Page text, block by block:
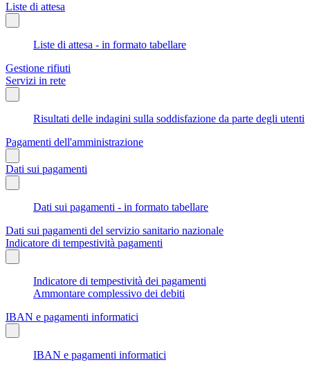
Liste di attesa
Liste di attesa - in formato tabellare
Gestione rifiuti
Servizi in rete
Risultati delle indagini sulla soddisfazione da parte degli utenti
Pagamenti dell'amministrazione
Dati sui pagamenti
Dati sui pagamenti - in formato tabellare
Dati sui pagamenti del servizio sanitario nazionale
Indicatore di tempestività pagamenti
Indicatore di tempestività dei pagamenti
Ammontare complessivo dei debiti
IBAN e pagamenti informatici
IBAN e pagamenti informatici